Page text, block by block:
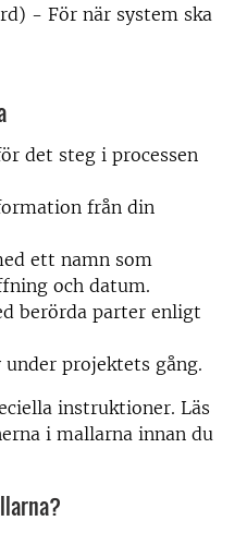
- För när system ska
det steg i processen
från din
ett namn som
och datum.
berörda parter enligt
under projektets gång.
instruktioner. Läs
i mallarna innan du